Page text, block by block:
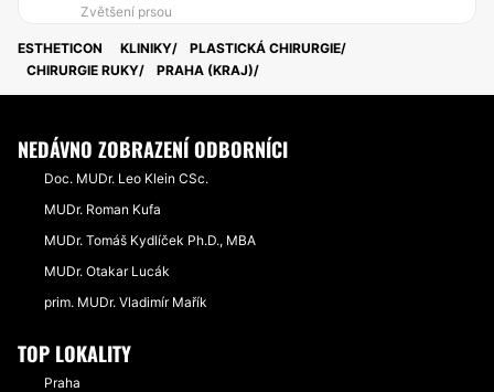
Zvětšení prsou
ESTHETICON KLINIKY
PLASTICKÁ CHIRURGIE
CHIRURGIE RUKY
PRAHA (KRAJ)
NEDÁVNO ZOBRAZENÍ ODBORNÍCI
Doc. MUDr. Leo Klein CSc.
MUDr. Roman Kufa
MUDr. Tomáš Kydlíček Ph.D., MBA
MUDr. Otakar Lucák
prim. MUDr. Vladimír Mařík
TOP LOKALITY
Praha